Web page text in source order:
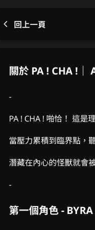
回上一頁
關於 PA ! CHA !｜
-
PA ! CHA ! 啪恰！ 這是
當壓力累積到臨界點，
潛藏在內心的怪獸就會
-
第一個角色 - BYRA